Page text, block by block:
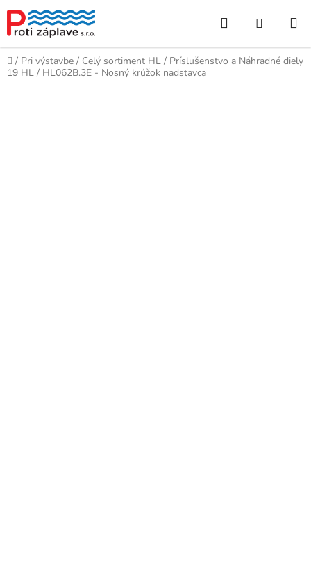
obsah
Hľadať
KOŠÍK
Domov
/ Pri výstavbe / Celý sortiment HL / Príslušenstvo a Náhradné diely
19 HL / HL062B.3E - Nosný krúžok nadstavca